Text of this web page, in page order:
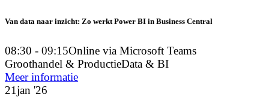
Van data naar inzicht: Zo werkt Power BI in Business Central
08:30 - 09:15Online via Microsoft Teams
Groothandel & ProductieData & BI
Meer informatie
21jan '26